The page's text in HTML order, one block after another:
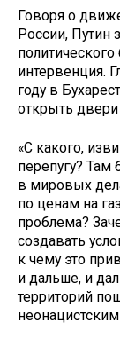
Говоря о
России, Путин
интервенция.
году в
открыть
«С какого,
перепугу? Там
в мировых
по ценам на
проблема?
создавать
к чему это
и дальше, и
территорий